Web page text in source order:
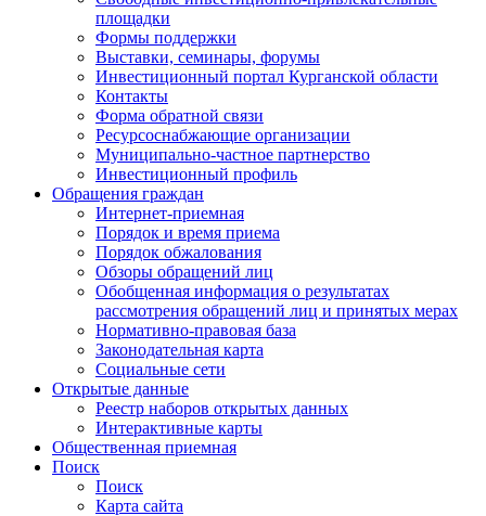
площадки
Формы поддержки
Выставки, семинары, форумы
Инвестиционный портал Курганской области
Контакты
Форма обратной связи
Ресурсоснабжающие организации
Муниципально-частное партнерство
Инвестиционный профиль
Обращения граждан
Интернет-приемная
Порядок и время приема
Порядок обжалования
Обзоры обращений лиц
Обобщенная информация о результатах
рассмотрения обращений лиц и принятых мерах
Нормативно-правовая база
Законодательная карта
Социальные сети
Открытые данные
Реестр наборов открытых данных
Интерактивные карты
Общественная приемная
Поиск
Поиск
Карта сайта